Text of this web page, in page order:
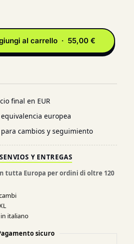
al carrello · 55,00 €
final en EUR
europea
cambios y seguimiento
ENVIOS Y ENTREGAS
tutta Europa per ordini di oltre 120
italiano
sicuro